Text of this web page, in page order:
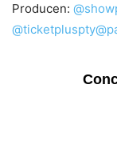
Producen:
@ticketpluspty